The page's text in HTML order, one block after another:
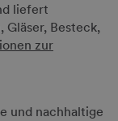
liefert
Gläser, Besteck,
zur
und nachhaltige